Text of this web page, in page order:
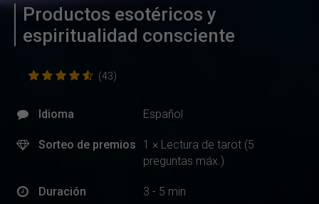
Productos esotéricos y
espiritualidad consciente
(43)
Idioma Español
Sorteo de premios
1 × Lectura de tarot (5
preguntas máx.)
Duración 3 - 5 min